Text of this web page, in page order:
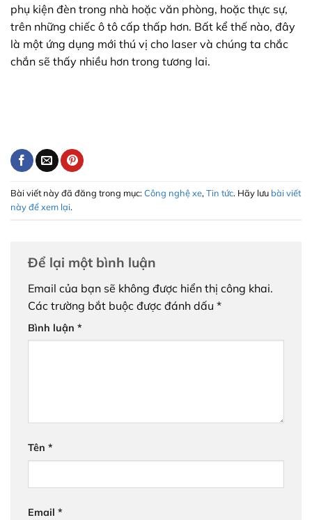
phụ kiện đèn trong nhà hoặc văn phòng, hoặc thực sự,
trên những chiếc ô tô cấp thấp hơn. Bất kể thế nào, đây
là một ứng dụng mới thú vị cho laser và chúng ta chắc
chắn sẽ thấy nhiều hơn trong tương lai.
Bài viết này đã đăng trong mục:Công nghệ xe,Tin tức. Hãy lưu bài viết
này để xem lại.
Để lại một bình luận
Email của bạn sẽ không được hiển thị công khai.
Các trường bắt buộc được đánh dấu *
Bình luận *
Tên *
Email *